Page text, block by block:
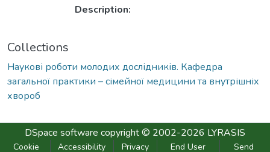
Description:
Collections
Наукові роботи молодих дослідників. Кафедра
загальної практики – сімейної медицини та внутрішніх
хвороб
DSpace software copyright © 2002-2026 LYRASIS
Cookie Accessibility Privacy End User Send